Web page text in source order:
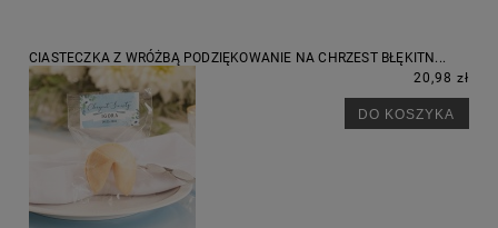
CIASTECZKA Z WRÓŻBĄ PODZIĘKOWANIE NA CHRZEST BŁĘKITN...
20,98 zł
DO KOSZYKA